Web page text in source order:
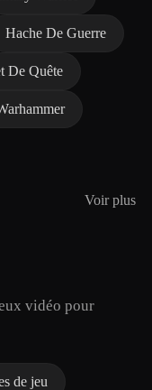
Hache De Guerre
De Quête
Voir plus
vidéo pour
de jeu